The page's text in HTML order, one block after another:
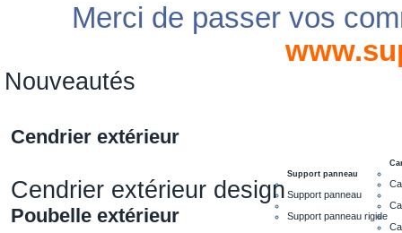
Merci de passer vos
Nouveautés
Cendrier extérieur
Cendrier extérieur design
Poubelle extérieur
Support panneau
Support panneau
Support panneau rigide